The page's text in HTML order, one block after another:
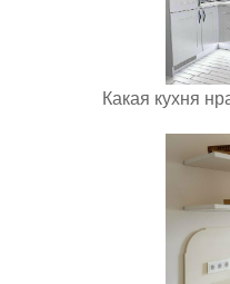
Какая кухня